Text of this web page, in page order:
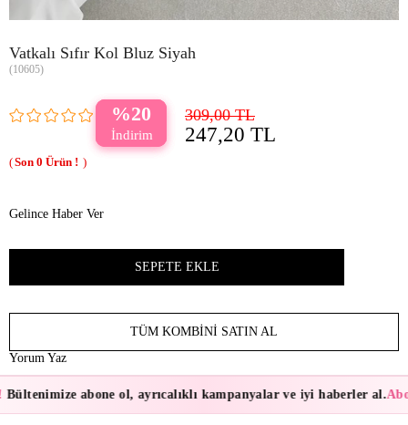
Vatkalı Sıfır Kol Bluz Siyah
(10605)
20 309,00 TL
247,20 TL
0
Gelince Haber Ver
TÜM KOMBINI SATIN AL
Yorum Yaz
Bültenimize abone ol, ayrıcalıklı kampanyalar ve iyi haberler al.